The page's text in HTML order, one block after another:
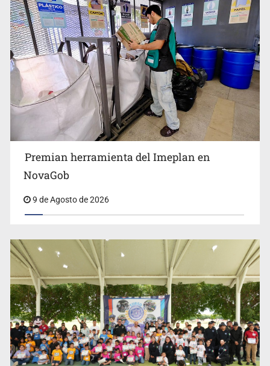
desinformación en redes e IA
Lo vinculan por amenazas contra su esposa en Vallarta
Premian herramienta del Imeplan en
NovaGob
9 de Agosto de 2026